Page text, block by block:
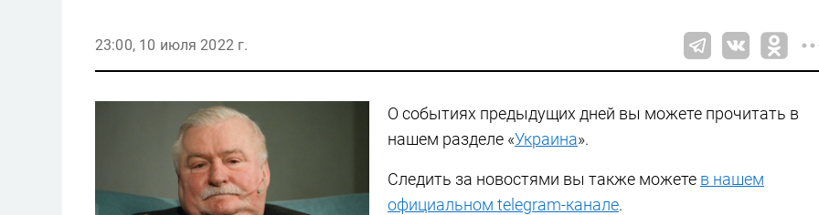
23:00, 10 июля 2022 г.
О событиях предыдущих дней вы можете прочитать в
нашем разделе «Украина».
Следить за новостями вы также можете в нашем
официальном telegram-канале.